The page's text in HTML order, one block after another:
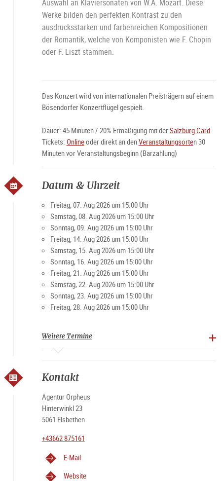
Auswahl an Klaviersonaten von W.A. Mozart. Diese
Werke bilden den perfekten Kontrast zu den
ausdrucksstarken und farbenreichen Kompositionen
der Romantik, welche von Komponisten wie F. Chopin
oder F. Liszt stammen.
Das Konzert wird von internationalen Preisträgern auf einem
Bösendorfer Konzertflügel gespielt.
Dauer: 45 Minuten / 20% Ermäßigung mit derSalzburg Card
Tickets: Onlineoder direkt an denVeranstaltungsorten 30
Minuten vor Veranstaltungsbeginn (Barzahlung)
Datum & Uhrzeit
Freitag, 07. Aug 2026 um 15:00 Uhr
Samstag, 08. Aug 2026 um 15:00 Uhr
Sonntag, 09. Aug 2026 um 15:00 Uhr
Freitag, 14. Aug 2026 um 15:00 Uhr
Samstag, 15. Aug 2026 um 15:00 Uhr
Sonntag, 16. Aug 2026 um 15:00 Uhr
Freitag, 21. Aug 2026 um 15:00 Uhr
Samstag, 22. Aug 2026 um 15:00 Uhr
Sonntag, 23. Aug 2026 um 15:00 Uhr
Freitag, 28. Aug 2026 um 15:00 Uhr
Weitere Termine
Kontakt
Agentur Orpheus
Hinterwinkl 23
5061 Elsbethen
+43662 875161
E-Mail
Website